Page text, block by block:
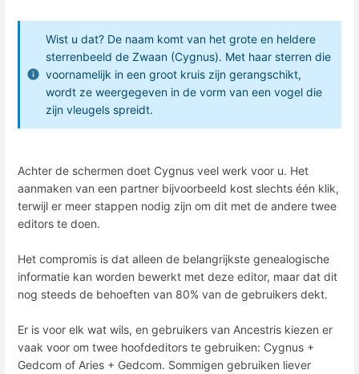
Wist u dat? De naam komt van het grote en heldere
sterrenbeeld de Zwaan (Cygnus). Met haar sterren die
voornamelijk in een groot kruis zijn gerangschikt,
wordt ze weergegeven in de vorm van een vogel die
zijn vleugels spreidt.
Achter de schermen doet Cygnus veel werk voor u. Het
aanmaken van een partner bijvoorbeeld kost slechts één klik,
terwijl er meer stappen nodig zijn om dit met de andere twee
editors te doen.
Het compromis is dat alleen de belangrijkste genealogische
informatie kan worden bewerkt met deze editor, maar dat dit
nog steeds de behoeften van 80% van de gebruikers dekt.
Er is voor elk wat wils, en gebruikers van Ancestris kiezen er
vaak voor om twee hoofdeditors te gebruiken: Cygnus +
Gedcom of Aries + Gedcom. Sommigen gebruiken liever